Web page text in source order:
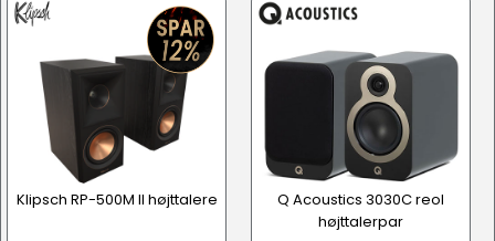
Klipsch RP-500M II højttalere
Q Acoustics 3030C reol
højttalerpar